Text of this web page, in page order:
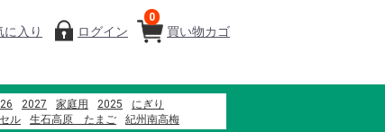
買い物カゴ
0
に入り ログイン
2027 家庭用 2025
にぎり
ル 生石高原 たまご
紀州南高梅